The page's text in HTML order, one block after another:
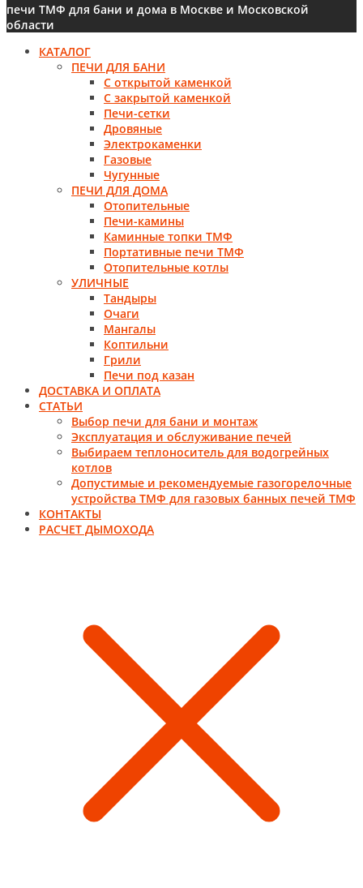
печи ТМФ для бани и дома в Москве и Московской
области
КАТАЛОГ
ПЕЧИ ДЛЯ БАНИ
С открытой каменкой
С закрытой каменкой
Печи-сетки
Дровяные
Электрокаменки
Газовые
Чугунные
ПЕЧИ ДЛЯ ДОМА
Отопительные
Печи-камины
Каминные топки ТМФ
Портативные печи ТМФ
Отопительные котлы
УЛИЧНЫЕ
Тандыры
Очаги
Мангалы
Коптильни
Грили
Печи под казан
ДОСТАВКА И ОПЛАТА
СТАТЬИ
Выбор печи для бани и монтаж
Эксплуатация и обслуживание печей
Выбираем теплоноситель для водогрейных
котлов
Допустимые и рекомендуемые газогорелочные
устройства ТМФ для газовых банных печей ТМФ
КОНТАКТЫ
РАСЧЕТ ДЫМОХОДА